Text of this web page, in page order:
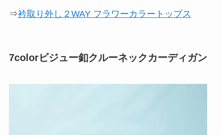
⇒衿取り外し２WAY フラワーカラートップス
7colorビジュー釦クルーネックカーディガン